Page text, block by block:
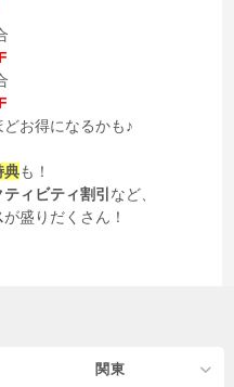
お得になるかも♪
典も！
ティビティ割引 など、
が盛りだくさん！
関東